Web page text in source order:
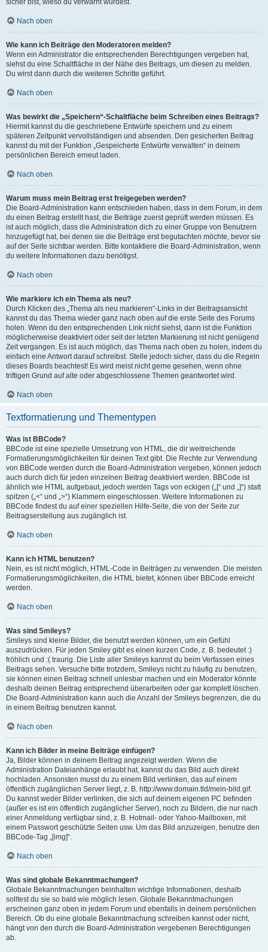
sicher bist, wieso du verwarnt wurdest.
Nach oben
Wie kann ich Beiträge den Moderatoren melden?
Wenn ein Administrator die entsprechenden Berechtigungen vergeben hat,
siehst du eine Schaltfläche in der Nähe des Beitrags, um diesen zu melden.
Du wirst dann durch die weiteren Schritte geführt.
Nach oben
Was bewirkt die „Speichern“-Schaltfläche beim Schreiben eines Beitrags?
Hiermit kannst du die geschriebene Entwürfe speichern und zu einem
späteren Zeitpunkt vervollständigen und absenden. Den gesicherten Beitrag
kannst du mit der Funktion „Gespeicherte Entwürfe verwalten“ in deinem
persönlichen Bereich erneut laden.
Nach oben
Warum muss mein Beitrag erst freigegeben werden?
Die Board-Administration kann entschieden haben, dass in dem Forum, in dem
du einen Beitrag erstellt hast, die Beiträge zuerst geprüft werden müssen. Es
ist auch möglich, dass die Administration dich zu einer Gruppe von Benutzern
hinzugefügt hat, bei denen sie die Beiträge erst begutachten möchte, bevor sie
auf der Seite sichtbar werden. Bitte kontaktiere die Board-Administration, wenn
du weitere Informationen dazu benötigst.
Nach oben
Wie markiere ich ein Thema als neu?
Durch Klicken des „Thema als neu markieren“-Links in der Beitragsansicht
kannst du das Thema wieder ganz nach oben auf die erste Seite des Forums
holen. Wenn du den entsprechenden Link nicht siehst, dann ist die Funktion
möglicherweise deaktiviert oder seit der letzten Markierung ist nicht genügend
Zeit vergangen. Es ist auch möglich, das Thema nach oben zu holen, indem du
einfach eine Antwort darauf schreibst. Stelle jedoch sicher, dass du die Regeln
dieses Boards beachtest! Es wird meist nicht gerne gesehen, wenn ohne
triftigen Grund auf alte oder abgeschlossene Themen geantwortet wird.
Nach oben
Textformatierung und Thementypen
Was ist BBCode?
BBCode ist eine spezielle Umsetzung von HTML, die dir weitreichende
Formatierungsmöglichkeiten für deinen Text gibt. Die Rechte zur Verwendung
von BBCode werden durch die Board-Administration vergeben, können jedoch
auch durch dich für jeden einzelnen Beitrag deaktiviert werden. BBCode ist
ähnlich wie HTML aufgebaut, jedoch werden Tags von eckigen („[“ und „]“) statt
spitzen („<“ und „>“) Klammern eingeschlossen. Weitere Informationen zu
BBCode findest du auf einer speziellen Hilfe-Seite, die von der Seite zur
Beitragserstellung aus zugänglich ist.
Nach oben
Kann ich HTML benutzen?
Nein, es ist nicht möglich, HTML-Code in Beiträgen zu verwenden. Die meisten
Formatierungsmöglichkeiten, die HTML bietet, können über BBCode erreicht
werden.
Nach oben
Was sind Smileys?
Smileys sind kleine Bilder, die benutzt werden können, um ein Gefühl
auszudrücken. Für jeden Smiley gibt es einen kurzen Code, z. B. bedeutet :)
fröhlich und :( traurig. Die Liste aller Smileys kannst du beim Verfassen eines
Beitrags sehen. Versuche bitte trotzdem, Smileys nicht zu häufig zu benutzen,
sie können einen Beitrag schnell unlesbar machen und ein Moderator könnte
deshalb deinen Beitrag entsprechend überarbeiten oder gar komplett löschen.
Die Board-Administration kann auch die Anzahl der Smileys begrenzen, die du
in einem Beitrag benutzen kannst.
Nach oben
Kann ich Bilder in meine Beiträge einfügen?
Ja, Bilder können in deinem Beitrag angezeigt werden. Wenn die
Administration Dateianhänge erlaubt hat, kannst du das Bild auch direkt
hochladen. Ansonsten musst du zu einem Bild verlinken, das auf einem
öffentlich zugänglichen Server liegt, z. B. http://www.domain.tld/mein-bild.gif.
Du kannst weder Bilder verlinken, die sich auf deinem eigenen PC befinden
(außer es ist ein öffentlich zugänglicher Server), noch zu Bildern, die nur nach
einer Anmeldung verfügbar sind, z. B. Hotmail- oder Yahoo-Mailboxen, mit
einem Passwort geschützte Seiten usw. Um das Bild anzuzeigen, benutze den
BBCode-Tag „[img]“.
Nach oben
Was sind globale Bekanntmachungen?
Globale Bekanntmachungen beinhalten wichtige Informationen, deshalb
solltest du sie so bald wie möglich lesen. Globale Bekanntmachungen
erscheinen ganz oben in jedem Forum und ebenfalls in deinem persönlichen
Bereich. Ob du eine globale Bekanntmachung schreiben kannst oder nicht,
hängt von den durch die Board-Administration vergebenen Berechtigungen
ab.